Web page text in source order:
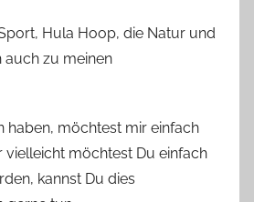
Hula Hoop, die Natur und
auch zu meinen
haben, möchtest mir einfach
vielleicht möchtest Du einfach
kannst Du dies